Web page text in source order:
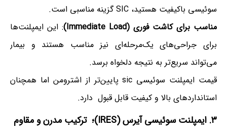
سوئیسی باکیفیت هستید، SIC گزینه مناسبی است.
مناسب برای کاشت فوری (Immediate Load)
: این ایمپلنت‌ها
برای جراحی‌های یک‌مرحله‌ای نیز مناسب هستند و بیمار
می‌تواند سریع‌تر به نتیجه دلخواه برسد.
قیمت ایمپلنت سوئیسی sic پایین‌تر از اشترومن اما همچنان
استانداردهای بالا و کیفیت قابل قبول دارد.
۳. ایمپلنت سوئیسی آیرس (IRES)؛ ترکیب مدرن و مقاوم